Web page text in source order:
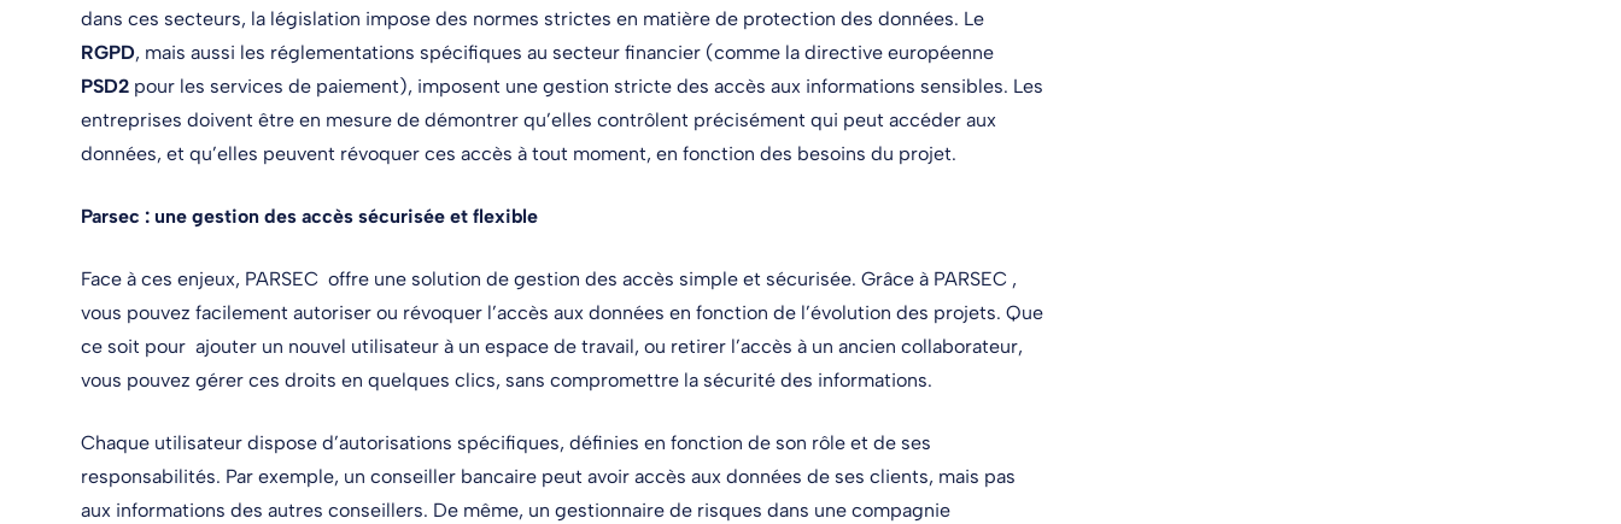
dans ces secteurs, la législation impose des normes strictes en matière de protection des données. Le
RGPD, mais aussi les réglementations spécifiques au secteur financier (comme la directive européenne
PSD2 pour les services de paiement), imposent une gestion stricte des accès aux informations sensibles. Les
entreprises doivent être en mesure de démontrer qu’elles contrôlent précisément qui peut accéder aux
données, et qu’elles peuvent révoquer ces accès à tout moment, en fonction des besoins du projet.
Parsec : une gestion des accès sécurisée et flexible
Face à ces enjeux, PARSEC offre une solution de gestion des accès simple et sécurisée. Grâce à PARSEC ,
vous pouvez facilement autoriser ou révoquer l’accès aux données en fonction de l’évolution des projets. Que
ce soit pour ajouter un nouvel utilisateur à un espace de travail, ou retirer l’accès à un ancien collaborateur,
vous pouvez gérer ces droits en quelques clics, sans compromettre la sécurité des informations.
Chaque utilisateur dispose d’autorisations spécifiques, définies en fonction de son rôle et de ses
responsabilités. Par exemple, un conseiller bancaire peut avoir accès aux données de ses clients, mais pas
aux informations des autres conseillers. De même, un gestionnaire de risques dans une compagnie